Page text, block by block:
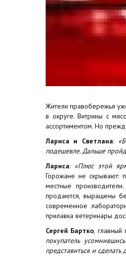
Жители правобережья
в округе. Витрины с
ассортиментом. Но
Лариса и Светлана:
подешевле. Дальше
Лариса: «Плюс этой
Горожане не скрывают:
местные
продаются, выращены
современное
прилавка ветеринары
Сергей Бартко, главный
покупатель
представиться и